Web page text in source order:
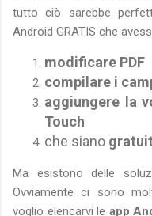
tutto ciò sarebbe
Android GRATIS che
modificare PDF
compilare i
aggiungere la
Touch
che siano
Ma esistono delle
Ovviamente ci sono
voglio elencarvi le app